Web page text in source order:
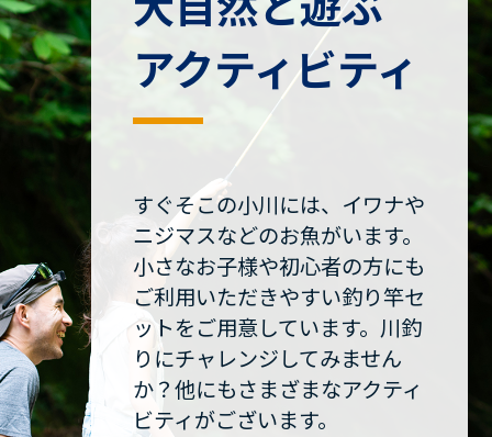
アクティビティ
すぐそこの小川には、イワナや
ニジマスなどのお魚がいます。
小さなお子様や初心者の方にも
ご利用いただきやすい釣り竿セ
ットをご用意しています。川釣
りにチャレンジしてみません
か？他にもさまざまなアクティ
ビティがございます。